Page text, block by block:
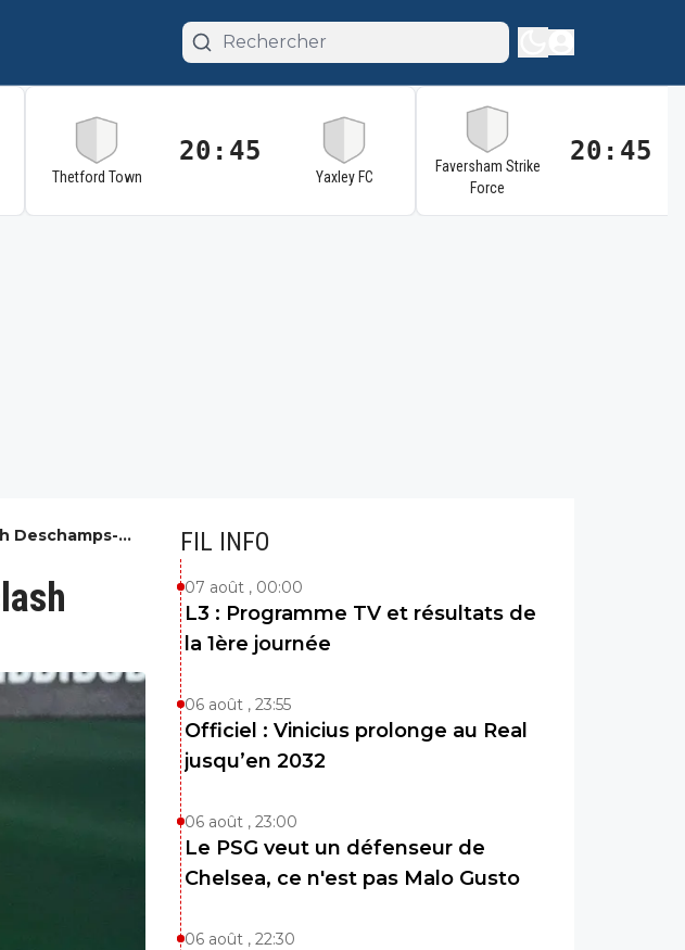
Thetford Town
20:45
Yaxley FC
Faversham Strike
Force
20:45
Deschamps-
FIL INFO
07 août , 00:00
L3 : Programme TV et résultats de
la 1ère journée
06 août , 23:55
Officiel : Vinicius prolonge au Real
jusqu’en 2032
06 août , 23:00
Le PSG veut un défenseur de
Chelsea, ce n'est pas Malo Gusto
06 août , 22:30